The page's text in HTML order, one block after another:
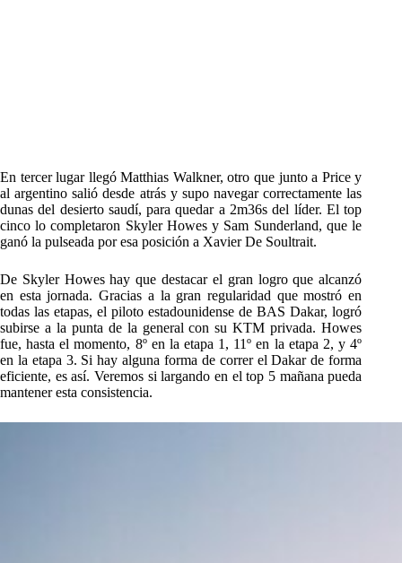
En tercer lugar llegó Matthias Walkner, otro que junto a Price y
al argentino salió desde atrás y supo navegar correctamente las
dunas del desierto saudí, para quedar a 2m36s del líder. El top
cinco lo completaron Skyler Howes y Sam Sunderland, que le
ganó la pulseada por esa posición a Xavier De Soultrait.
De Skyler Howes hay que destacar el gran logro que alcanzó
en esta jornada. Gracias a la gran regularidad que mostró en
todas las etapas, el piloto estadounidense de BAS Dakar, logró
subirse a la punta de la general con su KTM privada. Howes
fue, hasta el momento, 8º en la etapa 1, 11º en la etapa 2, y 4º
en la etapa 3. Si hay alguna forma de correr el Dakar de forma
eficiente, es así. Veremos si largando en el top 5 mañana pueda
mantener esta consistencia.